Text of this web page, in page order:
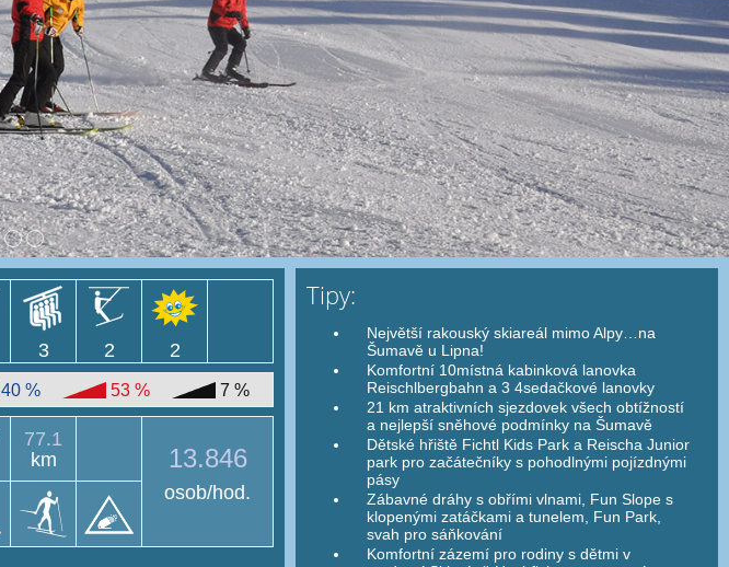
3 2 2
40 % 53 % 7 %
77.1
km
13.846
osob/hod.
Tipy:
Největší rakouský skiareál mimo Alpy…na
Šumavě u Lipna!
Komfortní 10místná kabinková lanovka
Reischlbergbahn a 3 4sedačkové lanovky
21 km atraktivních sjezdovek všech obtížností
a nejlepší sněhové podmínky na Šumavě
Dětské hřiště Fichtl Kids Park a Reischa Junior
park pro začátečníky s pohodlnými pojízdnými
pásy
Zábavné dráhy s obřími vlnami, Fun Slope s
klopenými zatáčkami a tunelem, Fun Park,
svah pro sáňkování
Komfortní zázemí pro rodiny s dětmi v